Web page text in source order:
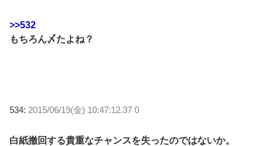
>>532
もちろん〆たよね？
534: 2015/06/19(金) 10:47:12.37 0
白紙撤回する貴重なチャンスを失ったのではないか。